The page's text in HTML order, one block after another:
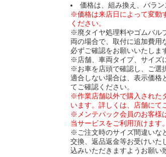
価格は、組み換え、バラン
※価格は来店日によって変動
ください。
※廃タイヤ処理料やゴムバル
両の場合で、取付に追加費用
必ずご確認をお願いいたしま
※店舗、車両タイプ、サイズ
※お車を店頭で確認し、ご選
適合しない場合は、表示価格
てご確認ください。
※作業店舗以外で購入された
います。詳しくは、店舗にて
※メンテパック会員のお客様
当サービスをご利用頂けます。
※ご注文時のサイズ間違いな
交換、返品返金等お受けいた
込みいただきますようお願い